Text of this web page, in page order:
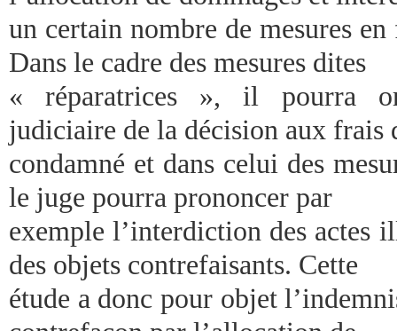
un certain nombre de mesures
Dans le cadre des mesures dites
« réparatrices », il pourra
judiciaire de la décision aux frais
condamné et dans celui des
le juge pourra prononcer par
exemple l’interdiction des actes
des objets contrefaisants. Cette
étude a donc pour objet